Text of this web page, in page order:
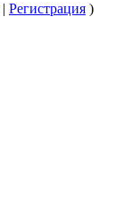
| Регистрация )